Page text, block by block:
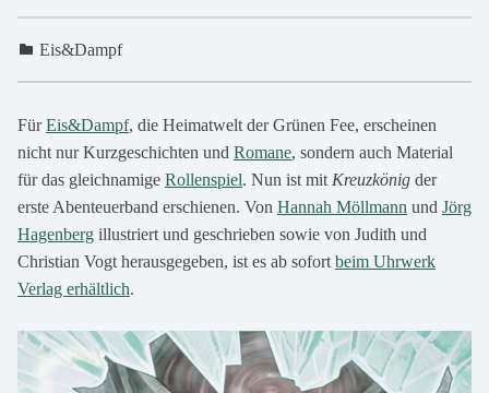
3
.
D
e
z
e
m
b
r
2
Eis&Dampf
FürEis&Dampf, die Heimatwelt der Grünen Fee, erscheinen
nicht nur Kurzgeschichten und Romane, sondern auch Material
für das gleichnamige Rollenspiel. Nun ist mit Kreuzkönig der
erste Abenteuerband erschienen. Von Hannah Möllmann und Jörg
Hagenberg illustriert und geschrieben sowie von Judith und
Christian Vogt herausgegeben, ist es ab sofort beim Uhrwerk
Verlag erhältlich.